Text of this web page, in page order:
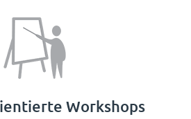
Workshops⁪⁪